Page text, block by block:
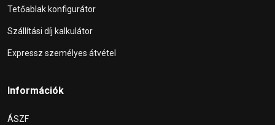
Tetőablak konfigurátor
Szállítási díj kalkulátor
Expressz személyes átvétel
Információk
ÁSZF